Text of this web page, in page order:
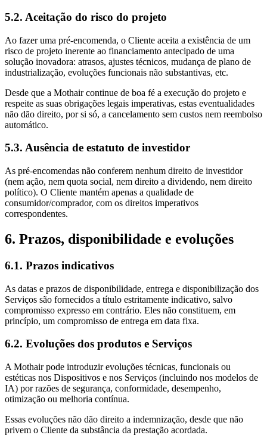
5.2. Aceitação do risco do projeto
Ao fazer uma pré-encomenda, o Cliente aceita a existência de um
risco de projeto inerente ao financiamento antecipado de uma
solução inovadora: atrasos, ajustes técnicos, mudança de plano de
industrialização, evoluções funcionais não substantivas, etc.
Desde que a Mothair continue de boa fé a execução do projeto e
respeite as suas obrigações legais imperativas, estas eventualidades
não dão direito, por si só, a cancelamento sem custos nem reembolso
automático.
5.3. Ausência de estatuto de investidor
As pré-encomendas não conferem nenhum direito de investidor
(nem ação, nem quota social, nem direito a dividendo, nem direito
político). O Cliente mantém apenas a qualidade de
consumidor/comprador, com os direitos imperativos
correspondentes.
6. Prazos, disponibilidade e evoluções
6.1. Prazos indicativos
As datas e prazos de disponibilidade, entrega e disponibilização dos
Serviços são fornecidos a título estritamente indicativo, salvo
compromisso expresso em contrário. Eles não constituem, em
princípio, um compromisso de entrega em data fixa.
6.2. Evoluções dos produtos e Serviços
A Mothair pode introduzir evoluções técnicas, funcionais ou
estéticas nos Dispositivos e nos Serviços (incluindo nos modelos de
IA) por razões de segurança, conformidade, desempenho,
otimização ou melhoria contínua.
Essas evoluções não dão direito a indemnização, desde que não
privem o Cliente da substância da prestação acordada.